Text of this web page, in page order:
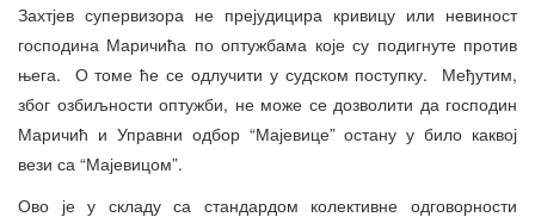
Захтјев супервизора не прејудицира кривицу или невиност
господина Маричића по оптужбама које су подигнуте против
њега. О томе ће се одлучити у судском поступку. Међутим,
због озбиљности оптужби, не може се дозволити да господин
Маричић и Управни одбор “Мајевице” остану у било каквој
вези са “Мајевицом”.
Ово је у складу са стандардом колективне одговорности